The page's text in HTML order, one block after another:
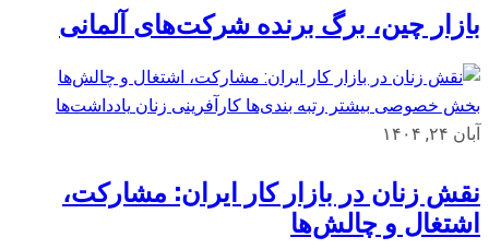
بازار چین، برگ برنده شرکت‌های آلمانی
بخش خصوصی بیشتر رتبه بندی‌ها کارآفرینی زنان یادداشت‌ها
آبان ۲۴, ۱۴۰۴
نقش زنان در بازار کار ایران: مشارکت،
اشتغال و چالش‌ها